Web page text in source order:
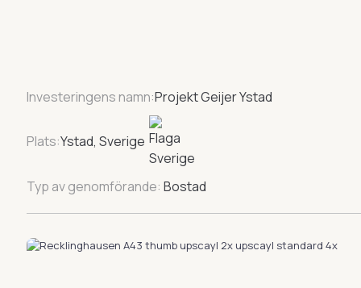
Investeringens namn:Projekt Geijer Ystad
Plats:Ystad, Sverige
Typ av genomförande: Bostad